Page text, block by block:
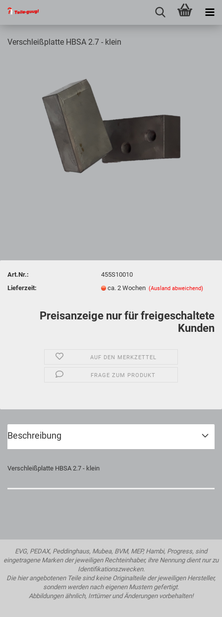
Verschleißplatte HBSA 2.7 - klein
Art.Nr.:
455S10010
Lieferzeit:
ca. 2 Wochen(Ausland abweichend)
Preisanzeige nur für freigeschaltete
Kunden
AUF DEN MERKZETTEL
FRAGE ZUM PRODUKT
Beschreibung
Verschleißplatte HBSA 2.7 - klein
EVG, PEDAX, Peddinghaus, Mubea, BVM, MEP, Hambi, Progress, sind
eingetragene Marken der jeweiligen Rechteinhaber, ihre Nennung dient nur zu
Identifikationszwecken.
Die hier angebotenen Teile sind keine Originalteile der jeweiligen Hersteller,
sondern werden nach eigenen Mustern gefertigt.
Abbildungen ähnlich, Irrtümer und Änderungen vorbehalten!